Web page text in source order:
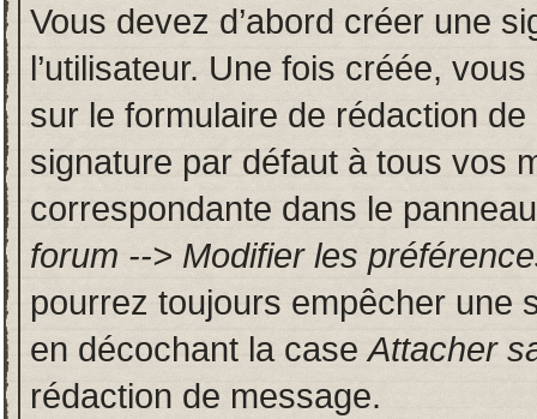
Vous devez d’abord créer une
l’utilisateur. Une fois créée,
sur le formulaire de rédaction
signature par défaut à tous vos
correspondante dans le
forum --> Modifier les
pourrez toujours empêcher une
en décochant la caseAttacher
rédaction de message.